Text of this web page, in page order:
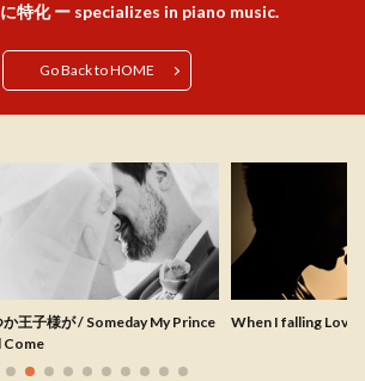
特化 ー specializes in piano music.
Go Back to HOME
か王子様が / Someday My Prince
Come
When I falling Love